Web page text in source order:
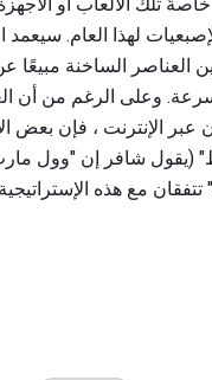
لهذا العام. سيعمد
العناصر الساخنة
وعلى الرغم من أن
الإنترنت ، فإن بعض
(يقول شافر إن "وول
مع هذه